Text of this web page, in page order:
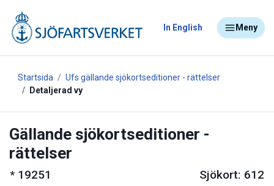
In English Meny
Startsida
Ufs gällande sjökortseditioner - rättelser
Detaljerad vy
Gällande sjökortseditioner -
rättelser
* 19251 Sjökort: 612